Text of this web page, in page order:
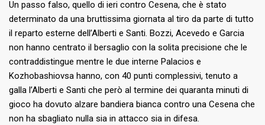
Un passo falso, quello di ieri contro Cesena, che è stato
determinato da una bruttissima giornata al tiro da parte di tutto
il reparto esterne dell’Alberti e Santi. Bozzi, Acevedo e Garcia
non hanno centrato il bersaglio con la solita precisione che le
contraddistingue mentre le due interne Palacios e
Kozhobashiovsa hanno, con 40 punti complessivi, tenuto a
galla l’Alberti e Santi che però al termine dei quaranta minuti di
gioco ha dovuto alzare bandiera bianca contro una Cesena che
non ha sbagliato nulla sia in attacco sia in difesa.